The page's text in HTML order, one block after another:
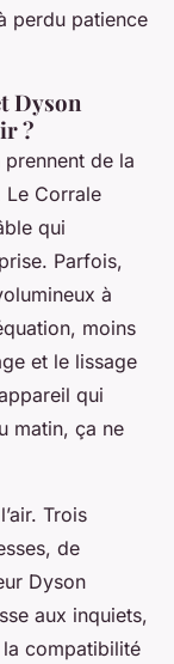
perdu patience
Dyson
?
prennent de la
Le Corrale
qui
Parfois,
à
moins
et le lissage
qui
matin, ça ne
Trois
de
Dyson
aux inquiets,
compatibilité